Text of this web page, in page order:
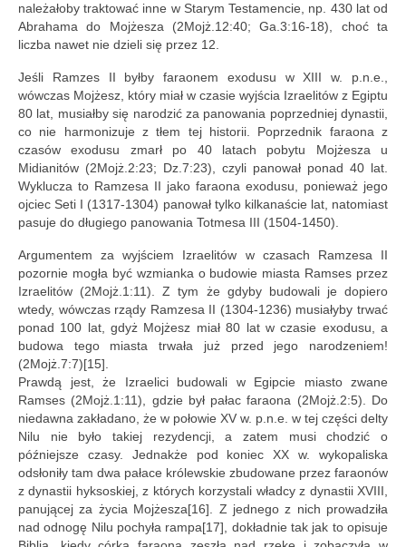
należałoby traktować inne w Starym Testamencie, np. 430 lat od
Abrahama do Mojżesza (2Mojż.12:40; Ga.3:16-18), choć ta
liczba nawet nie dzieli się przez 12.
Jeśli Ramzes II byłby faraonem exodusu w XIII w. p.n.e.,
wówczas Mojżesz, który miał w czasie wyjścia Izraelitów z Egiptu
80 lat, musiałby się narodzić za panowania poprzedniej dynastii,
co nie harmonizuje z tłem tej historii. Poprzednik faraona z
czasów exodusu zmarł po 40 latach pobytu Mojżesza u
Midianitów (2Mojż.2:23; Dz.7:23), czyli panował ponad 40 lat.
Wyklucza to Ramzesa II jako faraona exodusu, ponieważ jego
ojciec Seti I (1317-1304) panował tylko kilkanaście lat, natomiast
pasuje do długiego panowania Totmesa III (1504-1450).
Argumentem za wyjściem Izraelitów w czasach Ramzesa II
pozornie mogła być wzmianka o budowie miasta Ramses przez
Izraelitów (2Mojż.1:11). Z tym że gdyby budowali je dopiero
wtedy, wówczas rządy Ramzesa II (1304-1236) musiałyby trwać
ponad 100 lat, gdyż Mojżesz miał 80 lat w czasie exodusu, a
budowa tego miasta trwała już przed jego narodzeniem!
(2Mojż.7:7)[15].
Prawdą jest, że Izraelici budowali w Egipcie miasto zwane
Ramses (2Mojż.1:11), gdzie był pałac faraona (2Mojż.2:5). Do
niedawna zakładano, że w połowie XV w. p.n.e. w tej części delty
Nilu nie było takiej rezydencji, a zatem musi chodzić o
późniejsze czasy. Jednakże pod koniec XX w. wykopaliska
odsłoniły tam dwa pałace królewskie zbudowane przez faraonów
z dynastii hyksoskiej, z których korzystali władcy z dynastii XVIII,
panującej za życia Mojżesza[16]. Z jednego z nich prowadziła
nad odnogę Nilu pochyła rampa[17], dokładnie tak jak to opisuje